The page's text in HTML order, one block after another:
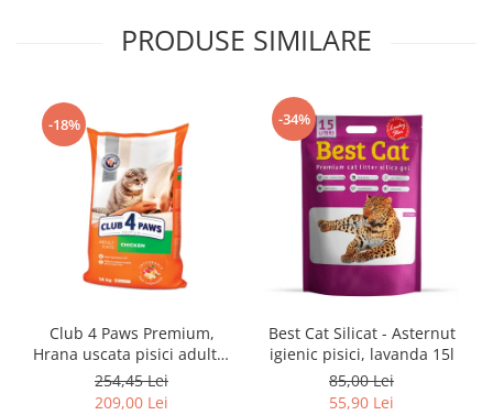
PRODUSE SIMILARE
-18%
Club 4 Paws Premium,
Hrana uscata pisici adulte,
cu Pui 14kg
254,45 Lei
209,00 Lei
-34%
Best Cat Silicat - Asternut
igienic pisici, lavanda 15l
85,00 Lei
55,90 Lei